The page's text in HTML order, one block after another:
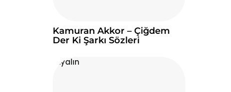
Kamuran Akkor – Çiğdem
Der Ki Şarkı Sözleri